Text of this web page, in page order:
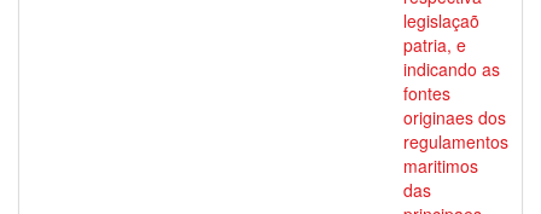
legislaçaõ
patria, e
indicando as
fontes
originaes dos
regulamentos
maritimos
das